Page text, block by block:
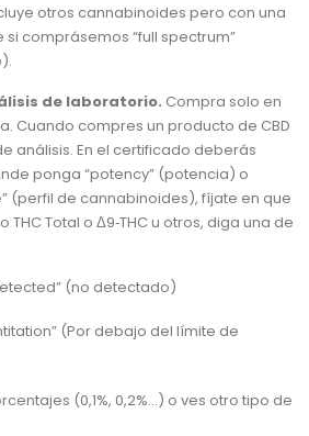
otros cannabinoides pero con una
comprásemos “full spectrum”
de laboratorio. Compra solo en
Cuando compres un producto de CBD
análisis. En el certificado deberás
ponga “potency” (potencia) o
(perfil de cannabinoides), fíjate en que
THC Total o Δ9‑THC u otros, diga una de
(no detectado)
(Por debajo del límite de
(0,1%, 0,2%...) o ves otro tipo de